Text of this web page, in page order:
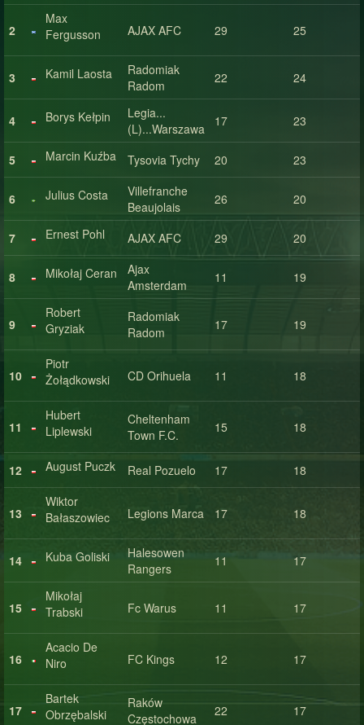
2
Max
Fergusson
AJAX AFC 29 25
3 Kamil Laosta
Radomiak
Radom
22 24
4 Borys Kełpin
Legia...
(L)...Warszawa
17 23
5 Marcin Kuźba Tysovia Tychy 20 23
6 Julius Costa
Villefranche
Beaujolais
26 20
7 Ernest Pohl AJAX AFC 29 20
8 Mikołaj Ceran
Ajax
Amsterdam
11 19
9
Robert
Gryziak
Radomiak
Radom
17 19
10
Piotr
Żołądkowski
CD Orihuela 11 18
11
Hubert
Liplewski
Cheltenham
Town F.C.
15 18
12 August Puczk Real Pozuelo 17 18
13
Wiktor
Bałaszowiec
Legions Marca 17 18
14 Kuba Goliski
Halesowen
Rangers
11 17
15
Mikołaj
Trabski
Fc Warus 11 17
16
Acacio De
Niro
FC Kings 12 17
17
Bartek
Obrzębalski
Raków
Częstochowa
22 17